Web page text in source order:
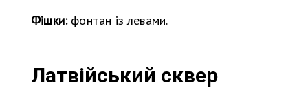
Фішки: фонтан із левами.
Латвійський сквер